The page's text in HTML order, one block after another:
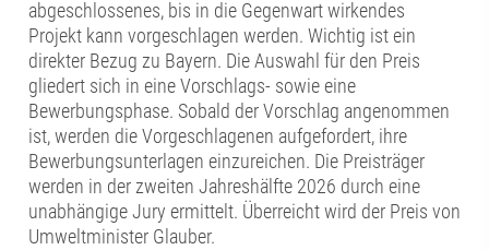
abgeschlossenes, bis in die Gegenwart wirkendes
Projekt kann vorgeschlagen werden. Wichtig ist ein
direkter Bezug zu Bayern. Die Auswahl für den Preis
gliedert sich in eine Vorschlags- sowie eine
Bewerbungsphase. Sobald der Vorschlag angenommen
ist, werden die Vorgeschlagenen aufgefordert, ihre
Bewerbungsunterlagen einzureichen. Die Preisträger
werden in der zweiten Jahreshälfte 2026 durch eine
unabhängige Jury ermittelt. Überreicht wird der Preis von
Umweltminister Glauber.